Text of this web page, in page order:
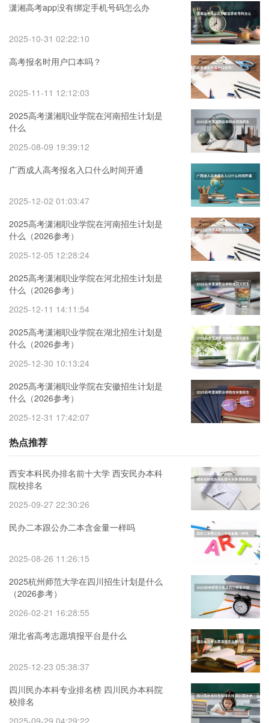
潇湘高考app没有绑定手机号码怎么办
2025-10-31 02:22:10
高考报名时用户口本吗？
2025-11-11 12:12:03
2025高考潇湘职业学院在河南招生计划是
什么
2025-08-09 19:39:12
广西成人高考报名入口什么时间开通
2025-12-02 01:03:47
2025高考潇湘职业学院在河南招生计划是
什么（2026参考）
2025-12-05 12:28:24
2025高考潇湘职业学院在河北招生计划是
什么（2026参考）
2025-12-11 14:11:54
2025高考潇湘职业学院在湖北招生计划是
什么（2026参考）
2025-12-30 10:13:24
2025高考潇湘职业学院在安徽招生计划是
什么（2026参考）
2025-12-31 17:42:07
热点推荐
西安本科民办排名前十大学 西安民办本科
院校排名
2025-09-27 22:30:26
民办二本跟公办二本含金量一样吗
2025-08-26 11:26:15
2025杭州师范大学在四川招生计划是什么
（2026参考）
2026-02-21 16:28:55
湖北省高考志愿填报平台是什么
2025-12-23 05:38:37
四川民办本科专业排名榜 四川民办本科院
校排名
2025-09-29 04:29:22